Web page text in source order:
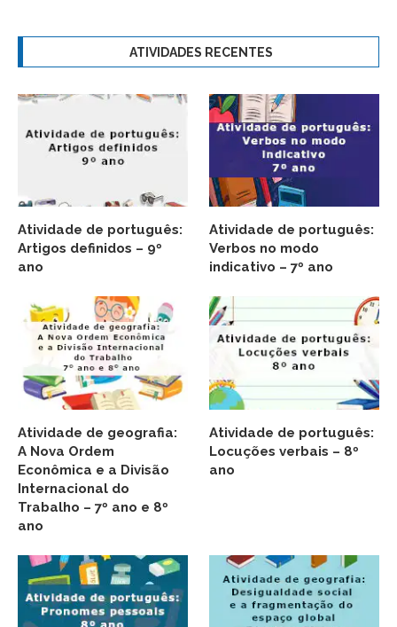
ATIVIDADES RECENTES
Atividade de português:
Artigos definidos – 9º
ano
Atividade de português:
Verbos no modo
indicativo – 7º ano
Atividade de geografia:
A Nova Ordem
Econômica e a Divisão
Internacional do
Trabalho – 7º ano e 8º
ano
Atividade de português:
Locuções verbais – 8º
ano